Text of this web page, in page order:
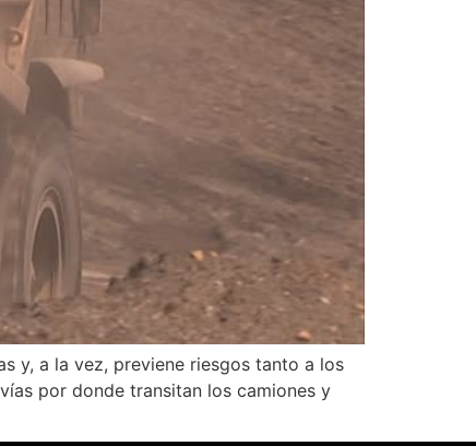
y, a la vez, previene riesgos tanto a los
por donde transitan los camiones y